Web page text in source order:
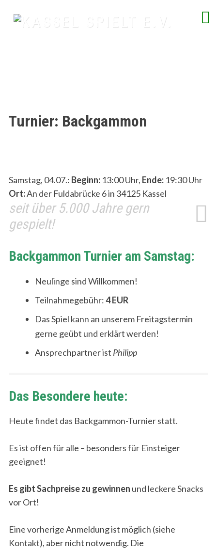
Turnier: Backgammon
Samstag, 04.07.: Beginn:13:00 Uhr, Ende:19:30 Uhr
Ort:An der Fuldabrücke 6 in 34125 Kassel
seit über 5.000 Jahre gern
gespielt!
Backgammon Turnier am Samstag:
Neulinge sind Willkommen!
Teilnahmegebühr:4 EUR
Das Spiel kann an unserem Freitagstermin
gerne geübt und erklärt werden!
Ansprechpartner ist Philipp
Das Besondere heute:
Heute findet das Backgammon-Turnier statt.
Es ist offen für alle – besonders für Einsteiger
geeignet!
Es gibt Sachpreise zu gewinnen und leckere Snacks
vor Ort!
Eine vorherige Anmeldung ist möglich (siehe
Kontakt), aber nicht notwendig. Die